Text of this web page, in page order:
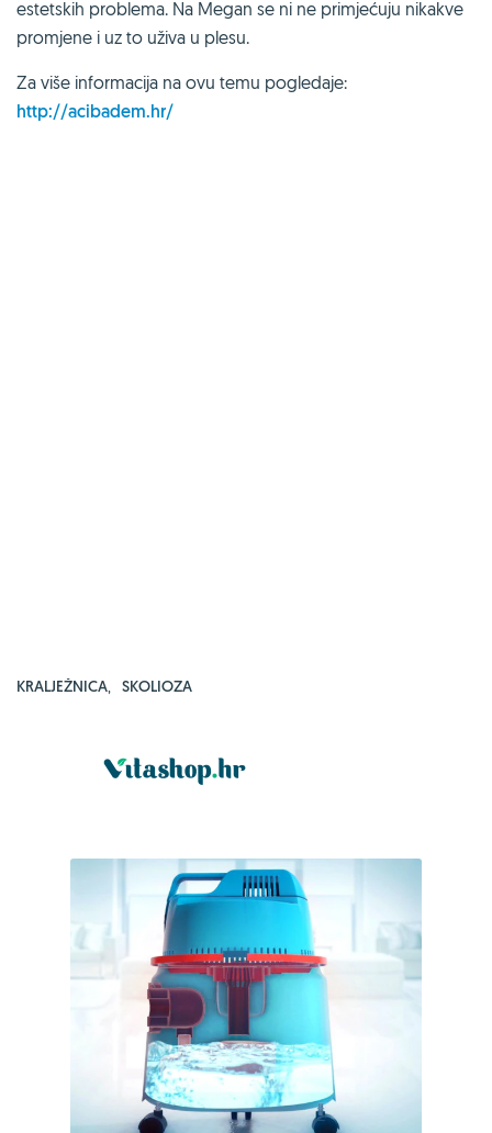
estetskih problema. Na Megan se ni ne primjećuju nikakve
promjene i uz to uživa u plesu.
Za više informacija na ovu temu pogledaje:
http://acibadem.hr/
KRALJEŽNICA, SKOLIOZA